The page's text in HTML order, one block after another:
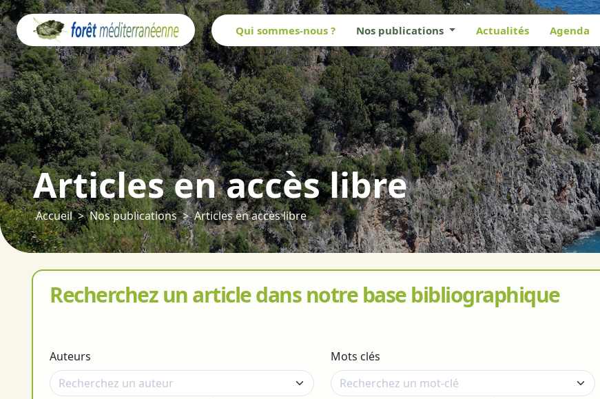
Qui sommes-nous ? Nos publications Actualités Agenda
Articles en accès libre
Accueil Nos publications Articles en accès libre
Recherchez un article dans notre base bibliographique
Auteurs Mots clés
Panneau de gestion des cookies